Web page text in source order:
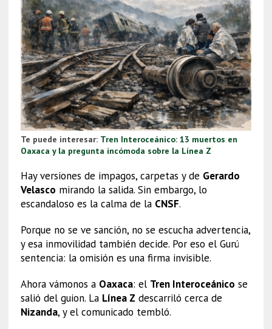
Te puede interesar: Tren Interoceánico: 13 muertos en
Oaxaca y la pregunta incómoda sobre la Línea Z
Hay versiones de impagos, carpetas y de Gerardo
Velasco mirando la salida. Sin embargo, lo
escandaloso es la calma de la CNSF.
Porque no se ve sanción, no se escucha advertencia,
y esa inmovilidad también decide. Por eso el Gurú
sentencia: la omisión es una firma invisible.
Ahora vámonos a Oaxaca: el Tren Interoceánico se
salió del guion. La Línea Z descarriló cerca de
Nizanda, y el comunicado tembló.